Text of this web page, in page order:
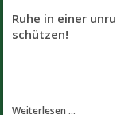
Ruhe in einer
schützen!
Weiterlesen ...